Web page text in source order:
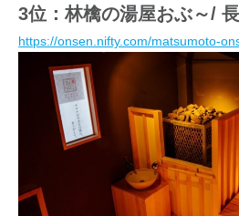
3位：林檎の湯屋おぶ～/
https://onsen.nifty.com/matsumoto-